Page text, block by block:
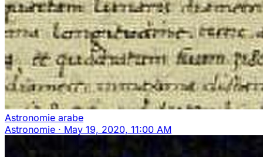
Astronomie arabe
Astronomie · May 19, 2020, 11:00 AM